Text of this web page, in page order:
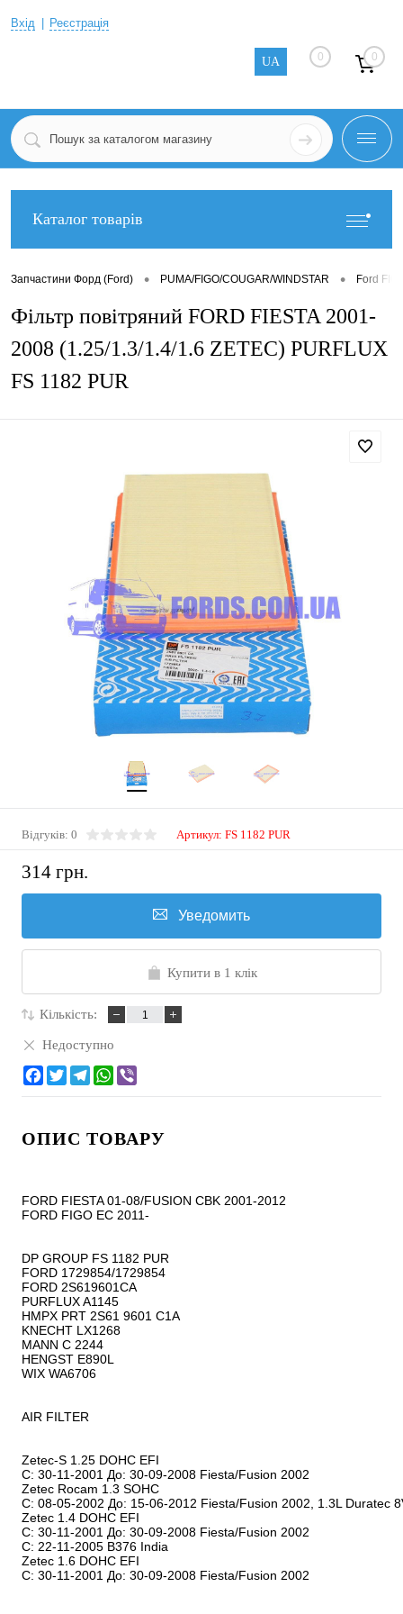
Вхід Реєстрація
UA 0 0
Каталог товарів
Запчастини Форд (Ford) • PUMA/FIGO/COUGAR/WINDSTAR • Ford
Фільтр повітряний FORD FIESTA 2001-
2008 (1.25/1.3/1.4/1.6 ZETEC) PURFLUX
FS 1182 PUR
Відгуків: 0 Артикул: FS 1182 PUR
314 грн.
Уведомить
Купити в 1 клік
Кількість:
Недоступно
ОПИС ТОВАРУ
FORD FIESTA 01-08/FUSION CBK 2001-2012
FORD FIGO EC 2011-
DP GROUP FS 1182 PUR
FORD 1729854/1729854
FORD 2S619601CA
PURFLUX A1145
HMPX PRT 2S61 9601 C1A
KNECHT LX1268
MANN C 2244
HENGST E890L
WIX WA6706
AIR FILTER
Zetec-S 1.25 DOHC EFI
С: 30-11-2001 До: 30-09-2008 Fiesta/Fusion 2002
Zetec Rocam 1.3 SOHC
С: 08-05-2002 До: 15-06-2012 Fiesta/Fusion 2002, 1.3L Duratec
Zetec 1.4 DOHC EFI
С: 30-11-2001 До: 30-09-2008 Fiesta/Fusion 2002
С: 22-11-2005 B376 India
Zetec 1.6 DOHC EFI
С: 30-11-2001 До: 30-09-2008 Fiesta/Fusion 2002